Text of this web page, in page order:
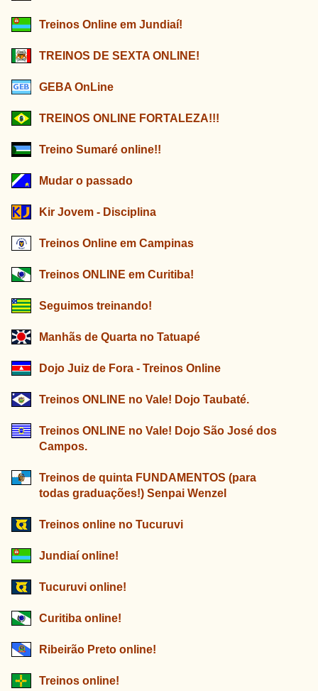
Treinos Online em Jundiaí!
TREINOS DE SEXTA ONLINE!
GEBA OnLine
TREINOS ONLINE FORTALEZA!!!
Treino Sumaré online!!
Mudar o passado
Kir Jovem - Disciplina
Treinos Online em Campinas
Treinos ONLINE em Curitiba!
Seguimos treinando!
Manhãs de Quarta no Tatuapé
Dojo Juiz de Fora - Treinos Online
Treinos ONLINE no Vale! Dojo Taubaté.
Treinos ONLINE no Vale! Dojo São José dos
Campos.
Treinos de quinta FUNDAMENTOS (para
todas graduações!) Senpai Wenzel
Treinos online no Tucuruvi
Jundiaí online!
Tucuruvi online!
Curitiba online!
Ribeirão Preto online!
Treinos online!